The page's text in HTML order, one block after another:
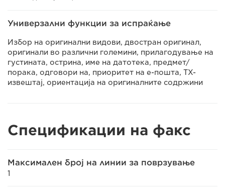
Универзални функции за испраќање
Избор на оригинални видови, двостран оригинал,
оригинали во различни големини, прилагодување на
густината, острина, име на датотека, предмет/
порака, одговори на, приоритет на е-пошта, TX-
извештај, ориентација на оригиналните содржини
Спецификации на факс
Максимален број на линии за поврзување
1